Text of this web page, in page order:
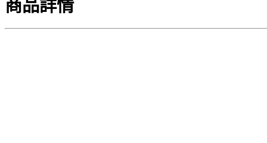
商品詳情